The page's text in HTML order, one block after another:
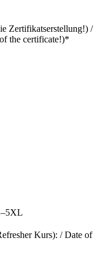
Zertifikatserstellung!) /
the certificate!)*
Kurs): / Date of